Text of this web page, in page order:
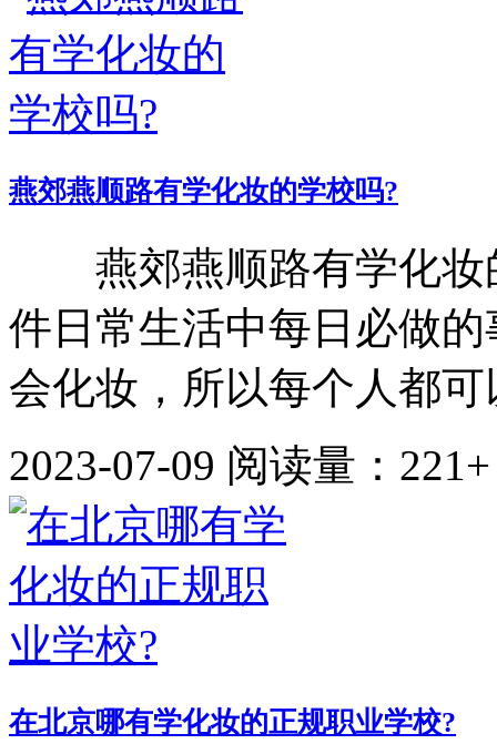
燕郊燕顺路有学化妆的学校吗?
燕郊燕顺路有学化妆
件日常生活中每日必做
会化妆，所以每个人都
2023-07-09 阅读量：221+
在北京哪有学化妆的正规职业学校?